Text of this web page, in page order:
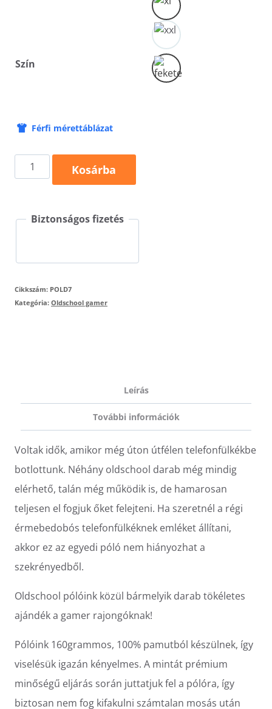
Szín
Férfi mérettáblázat
Oldschool
póló
telefonfülke
Kosárba
Biztonságos fizetés
Cikkszám: POLD7
Kategória: Oldschool gamer
Leírás
További információk
Voltak idők, amikor még úton útfélen telefonfülkékbe
botlottunk. Néhány oldschool darab még mindig
elérhető, talán még működik is, de hamarosan
teljesen el fogjuk őket felejteni. Ha szeretnél a régi
érmebedobós telefonfülkéknek emléket állítani,
akkor ez az egyedi póló nem hiányozhat a
szekrényedből.
Oldschool pólóink közül bármelyik darab tökéletes
ajándék a gamer rajongóknak!
Pólóink 160grammos, 100% pamutból készülnek, így
viselésük igazán kényelmes. A mintát prémium
minőségű eljárás során juttatjuk fel a pólóra, így
biztosan nem fog kifakulni számtalan mosás után